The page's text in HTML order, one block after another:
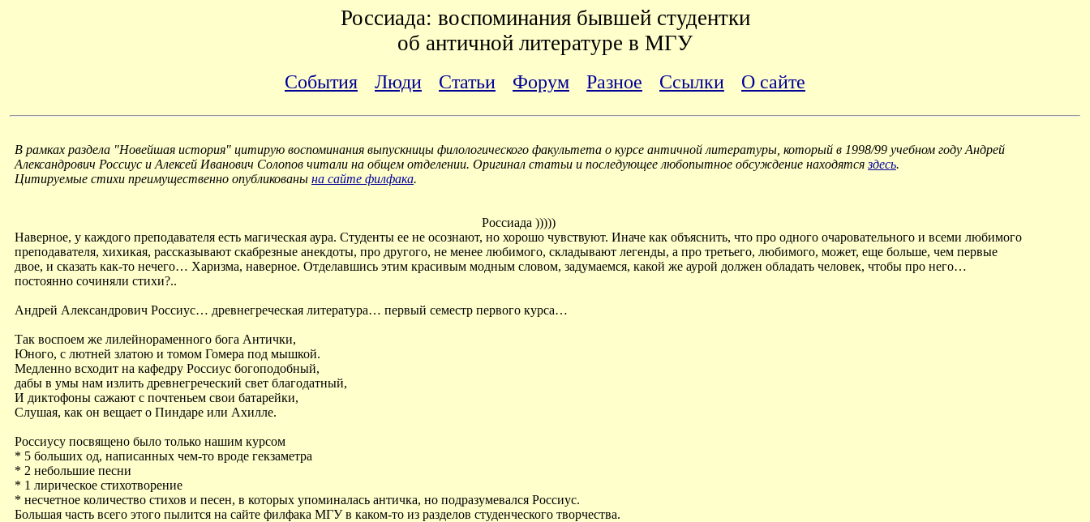
Россиада: воспоминания бывшей студентки
об античной литературе в МГУ
События Люди Статьи Форум Разное Ссылки О сайте
В рамках раздела "Новейшая история" цитирую воспоминания выпускницы филологического факультета о курсе античной литературы, который в 1998/99 учебном году Андрей
Александрович Россиус и Алексей Иванович Солопов читали на общем отделении. Оригинал статьи и последующее любопытное обсуждение находятсяздесь.
Цитируемые стихи преимущественно опубликованы на сайте филфака.
Россиада )))))
Наверное, у каждого преподавателя есть магическая аура. Студенты ее не осознают, но хорошо чувствуют. Иначе как объяснить, что про одного очаровательного и всеми любимого
преподавателя, хихикая, рассказывают скабрезные анекдоты, про другого, не менее любимого, складывают легенды, а про третьего, любимого, может, еще больше, чем первые
двое, и сказать как-то нечего… Харизма, наверное. Отделавшись этим красивым модным словом, задумаемся, какой же аурой должен обладать человек, чтобы про него…
постоянно сочиняли стихи?..
Андрей Александрович Россиус… древнегреческая литература… первый семестр первого курса…
Так воспоем же лилейнораменного бога Антички,
Юного, с лютней златою и томом Гомера под мышкой.
Медленно всходит на кафедру Россиус богоподобный,
дабы в умы нам излить древнегреческий свет благодатный,
И диктофоны сажают с почтеньем свои батарейки,
Слушая, как он вещает о Пиндаре или Ахилле.
Россиусу посвящено было только нашим курсом
* 5 больших од, написанных чем-то вроде гекзаметра
* 2 небольшие песни
* 1 лирическое стихотворение
* несчетное количество стихов и песен, в которых упоминалась античка, но подразумевался Россиус.
Большая часть всего этого пылится на сайте филфака МГУ в каком-то из разделов студенческого творчества.